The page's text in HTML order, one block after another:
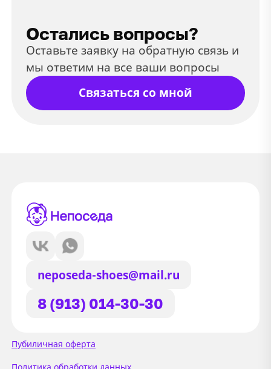
Остались вопросы?
Оставьте заявку на обратную связь и
мы ответим на все ваши вопросы
Связаться со мной
neposeda-shoes@mail.ru
8 (913) 014-30-30
Пубиличная оферта
Сайт использует файлы Cookie
Мы используем файлы cookie и